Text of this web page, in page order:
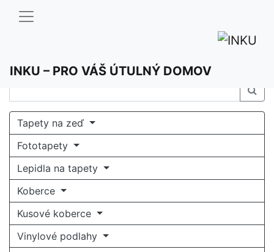
INKU – PRO VÁŠ ÚTULNÝ DOMOV
Tapety na zeď
Fototapety
Lepidla na tapety
Koberce
Kusové koberce
Vinylové podlahy